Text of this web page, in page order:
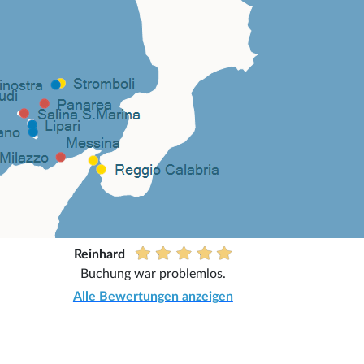
Reinhard
Buchung war problemlos.
Alle Bewertungen anzeigen